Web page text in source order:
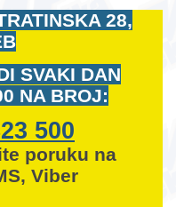
28,
SVAKI DAN
NA BROJ:
500
poruku na
Viber